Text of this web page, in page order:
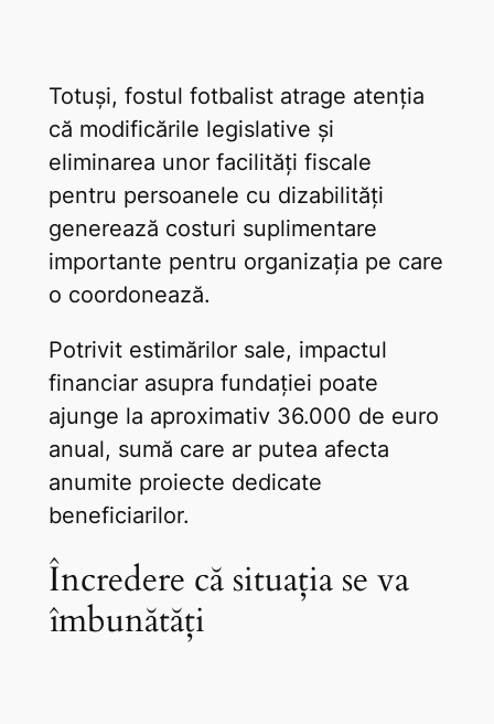
Totuși, fostul fotbalist atrage atenția
că modificările legislative și
eliminarea unor facilități fiscale
pentru persoanele cu dizabilități
generează costuri suplimentare
importante pentru organizația pe care
o coordonează.
Potrivit estimărilor sale, impactul
financiar asupra fundației poate
ajunge la aproximativ 36.000 de euro
anual, sumă care ar putea afecta
anumite proiecte dedicate
beneficiarilor.
Încredere că situația se va
îmbunătăți